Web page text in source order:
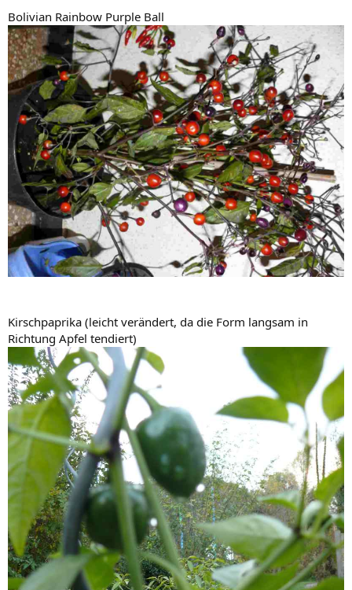
Bolivian Rainbow Purple Ball
Kirschpaprika (leicht verändert, da die Form langsam in
Richtung Apfel tendiert)